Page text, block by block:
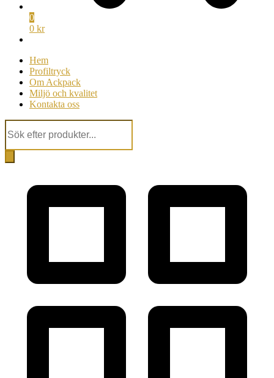
0
0 kr
Hem
Profiltryck
Om Ackpack
Miljö och kvalitet
Kontakta oss
Products
search